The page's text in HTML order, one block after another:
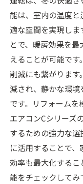
能は、室内の温度
適な空間を実現しま
とで、暖房効果を
えることが可能で
削減にも繋がりま
減され、静かな環
です。リフォーム
エアコンCシリーズ
するための強力な
に活用することで
効率も最大化する
能をチェックしてみ